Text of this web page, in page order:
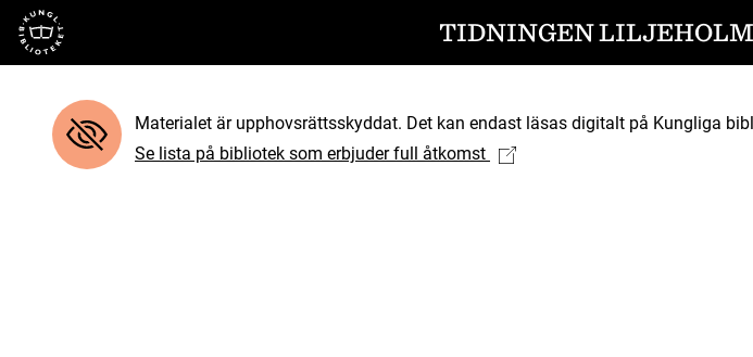
Till startsidan TIDNINGEN
Materialet är upphovsrättsskyddat. Det kan endast läsas digitalt på Kungliga
Se lista på bibliotek som erbjuder full åtkomst